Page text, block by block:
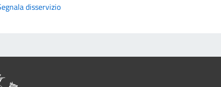
disservizio